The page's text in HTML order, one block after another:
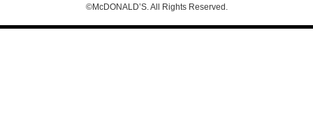
©McDONALD’S. All Rights Reserved.